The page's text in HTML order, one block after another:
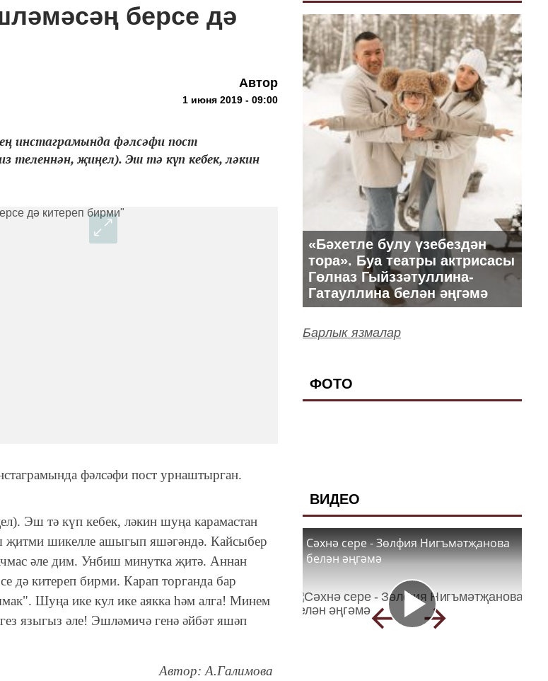
берсе дә
Автор
1 июня 2019 - 09:00
инстаграмында фәлсәфи пост
теленнән, җиңел). Эш тә күп кебек, ләкин
фәлсәфи пост урнаштырган.
Эш тә күп кебек, ләкин шуңа карамастан
шикелле ашыгып яшәгәндә. Кайсыбер
әле дим. Унбиш минутка җитә. Аннан
дә китереп бирми. Карап торганда бар
Шуңа ике кул ике аякка һәм алга! Минем
языгыз әле! Эшләмичә генә әйбәт яшәп
Автор: А.Галимова
«Бәхетле булу үзебездән
тора». Буа театры актрисасы
Гөлназ Гыйззәтуллина-
Гатауллина белән әңгәмә
Барлык язмалар
ФОТО
ВИДЕО
Сәхнә сере - Зөлфия Нигъмәтҗанова
белән әңгәмә